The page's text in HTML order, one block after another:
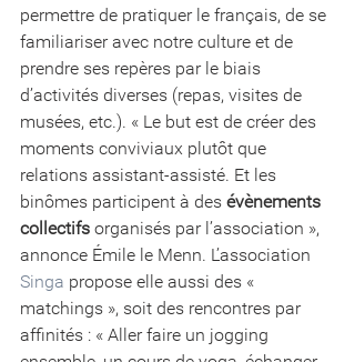
permettre de pratiquer le français, de se
familiariser avec notre culture et de
prendre ses repères par le biais
d’activités diverses (repas, visites de
musées, etc.). « Le but est de créer des
moments conviviaux plutôt que
relations assistant-assisté. Et les
binômes participent à des évènements
collectifs organisés par l’association »,
annonce Émile le Menn. L’association
Singa propose elle aussi des «
matchings », soit des rencontres par
affinités : « Aller faire un jogging